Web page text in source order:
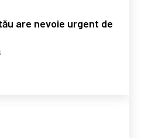
are nevoie urgent de